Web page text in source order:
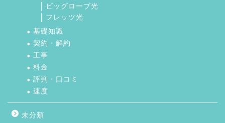
ビッグローブ光
フレッツ光
基礎知識
契約・解約
工事
料金
評判・口コミ
速度
未分類